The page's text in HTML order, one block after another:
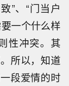
”、“门当户
一个什么样
性冲突。其
所以，知道
段爱情的时